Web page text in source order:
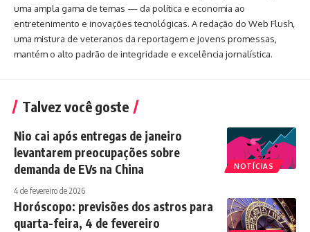
uma ampla gama de temas — da política e economia ao
entretenimento e inovações tecnológicas. A redação do Web Flush,
uma mistura de veteranos da reportagem e jovens promessas,
mantém o alto padrão de integridade e excelência jornalística.
Talvez você goste
NOTÍCIAS
Nio cai após entregas de janeiro
levantarem preocupações sobre
demanda de EVs na China
4 de fevereiro de 2026
Horóscopo: previsões dos astros para
quarta-feira, 4 de fevereiro